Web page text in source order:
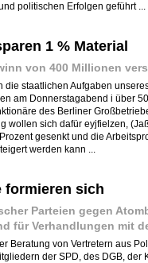
politischen Erfolgen geführt ...
1 % Material
von 400 Millionen
die staatlichen Aufgaben
am Donnerstagabend i über
des Berliner
wollen sich dafür eyjfielzen,
gesenkt und die
werden kann ...
formieren sich
Parteien gegen
für Verhandlungen mit
Beratung von Vertretern aus
der SPD, des DGB, der